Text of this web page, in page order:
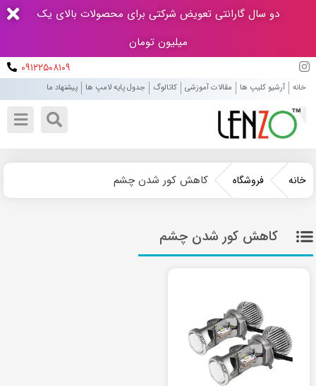
دو سال گارانتی تعویض شرکتی برای محصولات بالای یک
میلیون تومان
۰۹۱۲۲۵۰۸۱۰۹
خانه آرشیو کلیپ ها مقالات آموزشی کاتالوگ جدول پایه لامپ ها پیشنهاد ما
خانه فروشگاه کاهش کور شدن چشم
کاهش کور شدن چشم